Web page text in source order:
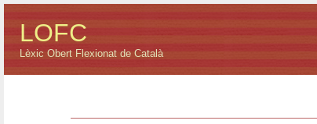
LOFC
Lèxic Obert Flexionat de Català